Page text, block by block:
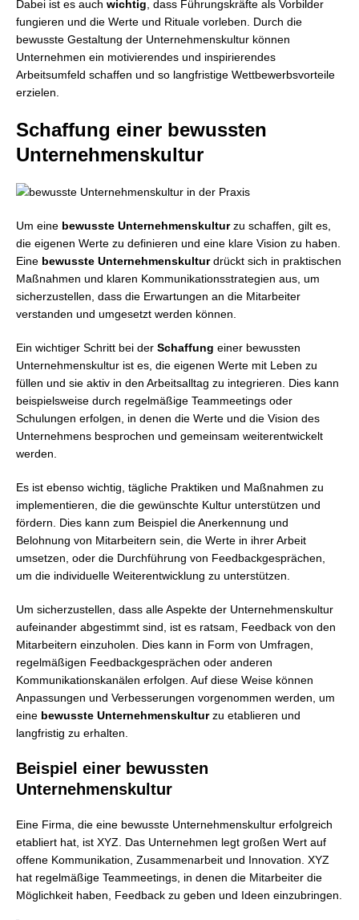
Dabei ist es auch wichtig , dass Führungskräfte als Vorbilder
fungieren und die Werte und Rituale vorleben. Durch die
bewusste Gestaltung der Unternehmenskultur können
Unternehmen ein motivierendes und inspirierendes
Arbeitsumfeld schaffen und so langfristige Wettbewerbsvorteile
erzielen.
Schaffung einer bewussten
Unternehmenskultur
Um eine bewusste Unternehmenskulturzu schaffen, gilt es,
die eigenen Werte zu definieren und eine klare Vision zu haben.
Eine bewusste Unternehmenskulturdrückt sich in praktischen
Maßnahmen und klaren Kommunikationsstrategien aus, um
sicherzustellen, dass die Erwartungen an die Mitarbeiter
verstanden und umgesetzt werden können.
Ein wichtiger Schritt bei der Schaffung einer bewussten
Unternehmenskultur ist es, die eigenen Werte mit Leben zu
füllen und sie aktiv in den Arbeitsalltag zu integrieren. Dies kann
beispielsweise durch regelmäßige Teammeetings oder
Schulungen erfolgen, in denen die Werte und die Vision des
Unternehmens besprochen und gemeinsam weiterentwickelt
werden.
Es ist ebenso wichtig, tägliche Praktiken und Maßnahmen zu
implementieren, die die gewünschte Kultur unterstützen und
fördern. Dies kann zum Beispiel die Anerkennung und
Belohnung von Mitarbeitern sein, die Werte in ihrer Arbeit
umsetzen, oder die Durchführung von Feedbackgesprächen,
um die individuelle Weiterentwicklung zu unterstützen.
Um sicherzustellen, dass alle Aspekte der Unternehmenskultur
aufeinander abgestimmt sind, ist es ratsam, Feedback von den
Mitarbeitern einzuholen. Dies kann in Form von Umfragen,
regelmäßigen Feedbackgesprächen oder anderen
Kommunikationskanälen erfolgen. Auf diese Weise können
Anpassungen und Verbesserungen vorgenommen werden, um
eine bewusste Unternehmenskulturzu etablieren und
langfristig zu erhalten.
Beispiel einer bewussten
Unternehmenskultur
Eine Firma, die eine bewusste Unternehmenskultur erfolgreich
etabliert hat, ist XYZ. Das Unternehmen legt großen Wert auf
offene Kommunikation, Zusammenarbeit und Innovation. XYZ
hat regelmäßige Teammeetings, in denen die Mitarbeiter die
Möglichkeit haben, Feedback zu geben und Ideen einzubringen.